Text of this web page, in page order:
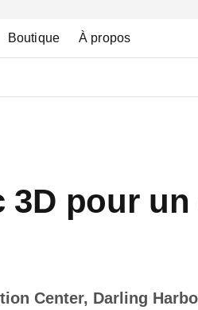
Boutique À propos
3D pour
Center, Darling